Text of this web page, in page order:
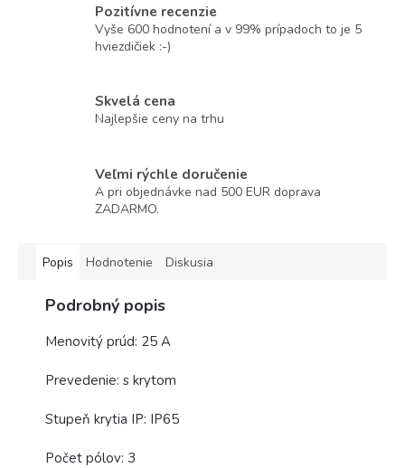
Pozitívne recenzie
Vyše 600 hodnotení a v 99% prípadoch to je 5
hviezdičiek :-)
Skvelá cena
Najlepšie ceny na trhu
Veľmi rýchle doručenie
A pri objednávke nad 500 EUR doprava
ZADARMO.
Popis Hodnotenie Diskusia
Podrobný popis
Menovitý prúd: 25 A
Prevedenie: s krytom
Stupeň krytia IP: IP65
Počet pólov: 3